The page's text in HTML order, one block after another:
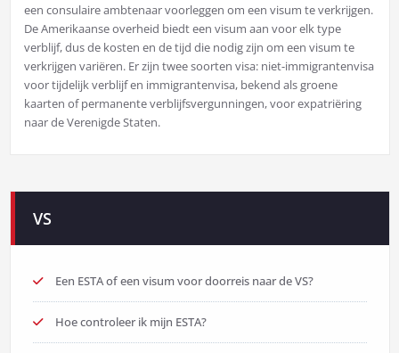
een consulaire ambtenaar voorleggen om een visum te verkrijgen.
De Amerikaanse overheid biedt een visum aan voor elk type
verblijf, dus de kosten en de tijd die nodig zijn om een visum te
verkrijgen variëren. Er zijn twee soorten visa: niet-immigrantenvisa
voor tijdelijk verblijf en immigrantenvisa, bekend als groene
kaarten of permanente verblijfsvergunningen, voor expatriëring
naar de Verenigde Staten.
VS
Een ESTA of een visum voor doorreis naar de VS?
Hoe controleer ik mijn ESTA?